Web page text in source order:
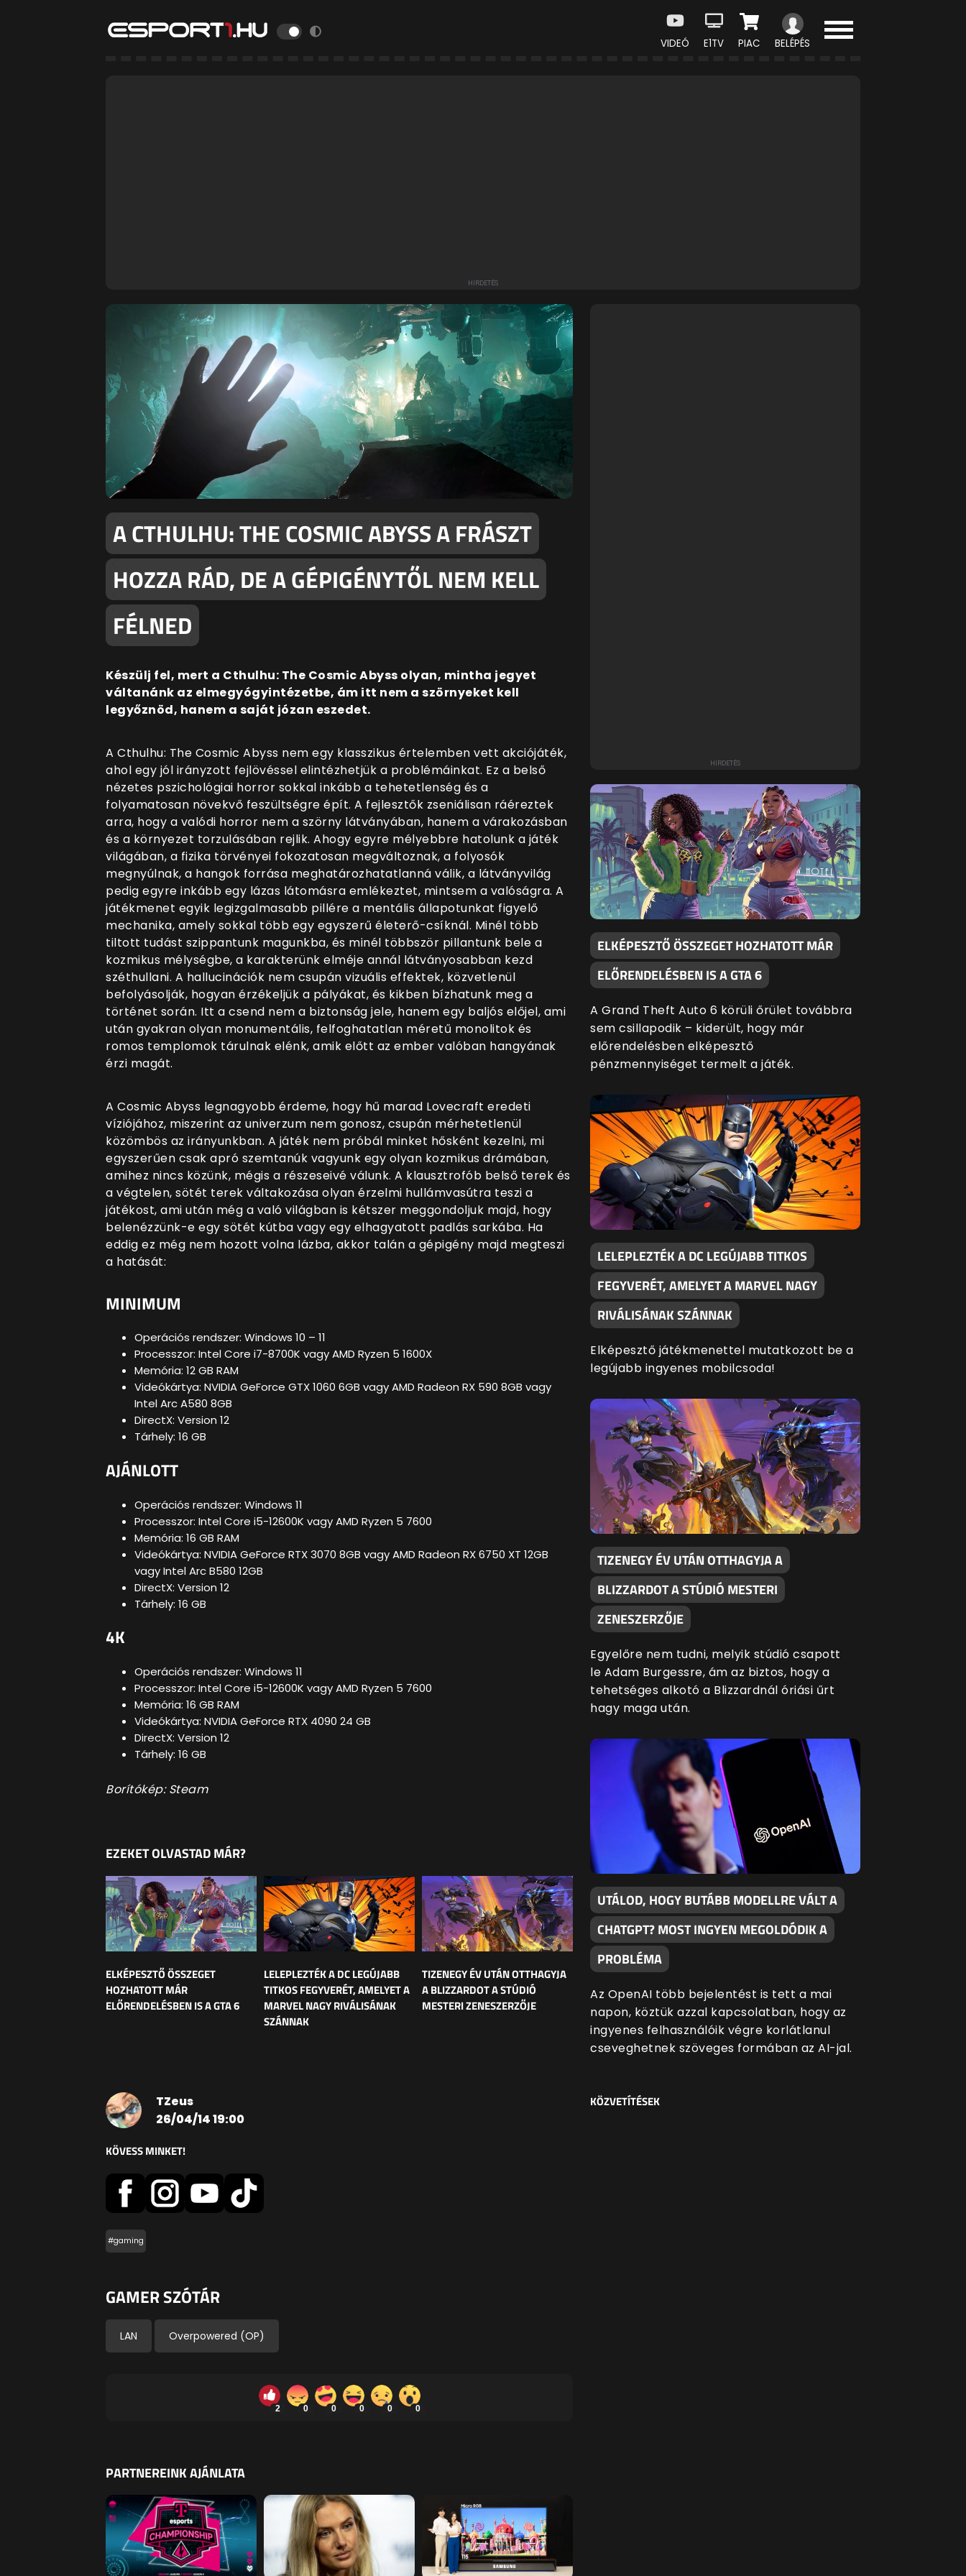
VIDEÓ E1TV PIAC BELÉPÉS
A CTHULHU: THE COSMIC ABYSS A FRÁSZT
HOZZA RÁD, DE A GÉPIGÉNYTŐL NEM KELL
FÉLNED
Készülj fel, mert a Cthulhu: The Cosmic Abyss olyan, mintha jegyet
váltanánk az elmegyógyintézetbe, ám itt nem a szörnyeket kell
legyőznöd, hanem a saját józan eszedet.
A Cthulhu: The Cosmic Abyss nem egy klasszikus értelemben vett akciójáték,
ahol egy jól irányzott fejlövéssel elintézhetjük a problémáinkat. Ez a belső
nézetes pszichológiai horror sokkal inkább a tehetetlenség és a
folyamatosan növekvő feszültségre épít. A fejlesztők zseniálisan ráéreztek
arra, hogy a valódi horror nem a szörny látványában, hanem a várakozásban
és a környezet torzulásában rejlik. Ahogy egyre mélyebbre hatolunk a játék
világában, a fizika törvényei fokozatosan megváltoznak, a folyosók
megnyúlnak, a hangok forrása meghatározhatatlanná válik, a látványvilág
pedig egyre inkább egy lázas látomásra emlékeztet, mintsem a valóságra. A
játékmenet egyik legizgalmasabb pillére a mentális állapotunkat figyelő
mechanika, amely sokkal több egy egyszerű életerő-csíknál. Minél több
tiltott tudást szippantunk magunkba, és minél többször pillantunk bele a
kozmikus mélységbe, a karakterünk elméje annál látványosabban kezd
széthullani. A hallucinációk nem csupán vizuális effektek, közvetlenül
befolyásolják, hogyan érzékeljük a pályákat, és kikben bízhatunk meg a
történet során. Itt a csend nem a biztonság jele, hanem egy baljós előjel, ami
után gyakran olyan monumentális, felfoghatatlan méretű monolitok és
romos templomok tárulnak elénk, amik előtt az ember valóban hangyának
érzi magát.
A Cosmic Abyss legnagyobb érdeme, hogy hű marad Lovecraft eredeti
víziójához, miszerint az univerzum nem gonosz, csupán mérhetetlenül
közömbös az irányunkban. A játék nem próbál minket hősként kezelni, mi
egyszerűen csak apró szemtanúk vagyunk egy olyan kozmikus drámában,
amihez nincs közünk, mégis a részeseivé válunk. A klausztrofób belső terek és
a végtelen, sötét terek váltakozása olyan érzelmi hullámvasútra teszi a
játékost, ami után még a való világban is kétszer meggondoljuk majd, hogy
belenézzünk-e egy sötét kútba vagy egy elhagyatott padlás sarkába. Ha
eddig ez még nem hozott volna lázba, akkor talán a gépigény majd megteszi
a hatását:
MINIMUM
Operációs rendszer: Windows 10 – 11
Processzor: Intel Core i7-8700K vagy AMD Ryzen 5 1600X
Memória: 12 GB RAM
Videókártya: NVIDIA GeForce GTX 1060 6GB vagy AMD Radeon RX 590 8GB vagy
Intel Arc A580 8GB
DirectX: Version 12
Tárhely: 16 GB
AJÁNLOTT
Operációs rendszer: Windows 11
Processzor: Intel Core i5-12600K vagy AMD Ryzen 5 7600
Memória: 16 GB RAM
Videókártya: NVIDIA GeForce RTX 3070 8GB vagy AMD Radeon RX 6750 XT 12GB
vagy Intel Arc B580 12GB
DirectX: Version 12
Tárhely: 16 GB
4K
Operációs rendszer: Windows 11
Processzor: Intel Core i5-12600K vagy AMD Ryzen 5 7600
Memória: 16 GB RAM
Videókártya: NVIDIA GeForce RTX 4090 24 GB
DirectX: Version 12
Tárhely: 16 GB
Borítókép: Steam
EZEKET OLVASTAD MÁR?
ELKÉPESZTŐ ÖSSZEGET
HOZHATOTT MÁR
ELŐRENDELÉSBEN IS A GTA 6
LELEPLEZTÉK A DC LEGÚJABB
TITKOS FEGYVERÉT, AMELYET A
MARVEL NAGY RIVÁLISÁNAK
SZÁNNAK
TIZENEGY ÉV UTÁN OTTHAGYJA
A BLIZZARDOT A STÚDIÓ
MESTERI ZENESZERZŐJE
TZeus
26/04/14 19:00
KÖVESS MINKET!
#gaming
GAMER SZÓTÁR
LAN Overpowered (OP)
2 0 0 0 0 0
PARTNEREINK AJÁNLATA
ELKÉPESZTŐ ÖSSZEGET HOZHATOTT MÁR
ELŐRENDELÉSBEN IS A GTA 6
A Grand Theft Auto 6 körüli őrület továbbra
sem csillapodik – kiderült, hogy már
előrendelésben elképesztő
pénzmennyiséget termelt a játék.
LELEPLEZTÉK A DC LEGÚJABB TITKOS
FEGYVERÉT, AMELYET A MARVEL NAGY
RIVÁLISÁNAK SZÁNNAK
Elképesztő játékmenettel mutatkozott be a
legújabb ingyenes mobilcsoda!
TIZENEGY ÉV UTÁN OTTHAGYJA A
BLIZZARDOT A STÚDIÓ MESTERI
ZENESZERZŐJE
Egyelőre nem tudni, melyik stúdió csapott
le Adam Burgessre, ám az biztos, hogy a
tehetséges alkotó a Blizzardnál óriási űrt
hagy maga után.
UTÁLOD, HOGY BUTÁBB MODELLRE VÁLT A
CHATGPT? MOST INGYEN MEGOLDÓDIK A
PROBLÉMA
Az OpenAI több bejelentést is tett a mai
napon, köztük azzal kapcsolatban, hogy az
ingyenes felhasználóik végre korlátlanul
cseveghetnek szöveges formában az AI-jal.
KÖZVETÍTÉSEK